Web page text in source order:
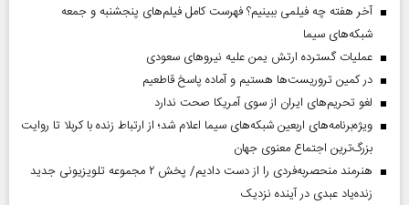
آخر هفته چه فیلمی ببینیم؟ فهرست کامل فیلم‌های پنجشنبه و جمعه
شبکه‌های سیما
عملیات گسترده ارتش یمن علیه نیروهای سعودی
در کمین تروریست‌ها هستیم و آماده پاسخ قاطعیم
لغو تحریم‌های ایران از سوی آمریکا صحت ندارد
ویژه‌برنامه‌های اربعین شبکه‌های سیما اعلام شد؛ از ارتباط زنده با کربلا تا روایت
بزرگ‌ترین اجتماع معنوی جهان
هنرمند منحصر‌به‌فردی را از دست دادیم/ پخش ۲ مجموعه تلویزیونی جدید
زنده‌یاد عبدی در آینده نزدیک